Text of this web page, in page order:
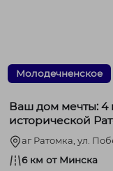
Молодечненское
Ваш дом мечты: 4
исторической
Каменной горки.
аг Ратомка, ул.
6 км от Минска